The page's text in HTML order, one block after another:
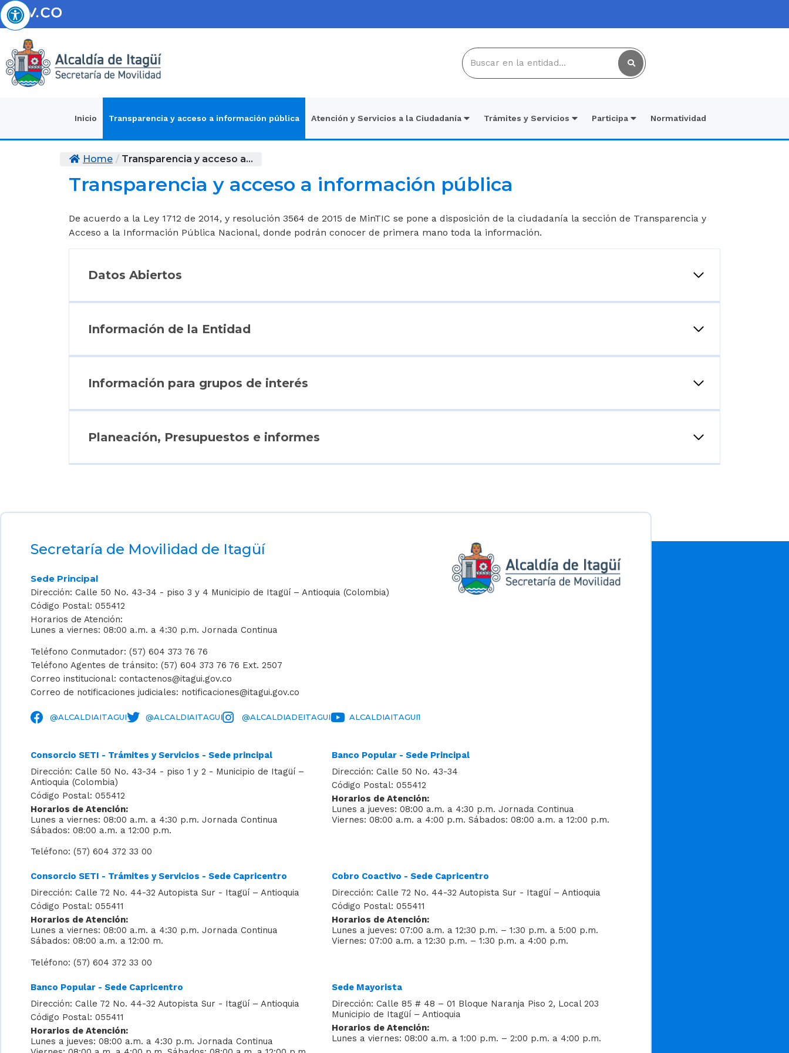
Inicio Transparencia y acceso a información pública Atención y Servicios a la Ciudadanía Trámites y Servicios Participa Normatividad
Home / Transparencia y acceso a...
Transparencia y acceso a información pública
De acuerdo a la Ley 1712 de 2014, y resolución 3564 de 2015 de MinTIC se pone a disposición de la ciudadanía la sección de Transparencia y
Acceso a la Información Pública Nacional, donde podrán conocer de primera mano toda la información.
Datos Abiertos
Información de la Entidad
Información para grupos de interés
Planeación, Presupuestos e informes
Secretaría de Movilidad de Itagüí
Sede Principal
Dirección: Calle 50 No. 43-34 - piso 3 y 4 Municipio de Itagüí – Antioquia (Colombia)
Código Postal: 055412
Horarios de Atención:
Lunes a viernes: 08:00 a.m. a 4:30 p.m. Jornada Continua
Teléfono Conmutador: (57) 604 373 76 76
Teléfono Agentes de tránsito: (57) 604 373 76 76 Ext. 2507
Correo institucional: contactenos@itagui.gov.co
Correo de notificaciones judiciales: notificaciones@itagui.gov.co
@ALCALDIAITAGUI @ALCALDIAITAGUI @ALCALDIADEITAGUI ALCALDIAITAGUI1
Consorcio SETI - Trámites y Servicios - Sede principal
Dirección: Calle 50 No. 43-34 - piso 1 y 2 - Municipio de Itagüí –
Antioquia (Colombia)
Código Postal: 055412
Horarios de Atención:
Lunes a viernes: 08:00 a.m. a 4:30 p.m. Jornada Continua
Sábados: 08:00 a.m. a 12:00 p.m.
Teléfono: (57) 604 372 33 00
Banco Popular - Sede Principal
Dirección: Calle 50 No. 43-34
Código Postal: 055412
Horarios de Atención:
Lunes a jueves: 08:00 a.m. a 4:30 p.m. Jornada Continua
Viernes: 08:00 a.m. a 4:00 p.m. Sábados: 08:00 a.m. a 12:00 p.m.
Consorcio SETI - Trámites y Servicios - Sede Capricentro
Dirección: Calle 72 No. 44-32 Autopista Sur - Itagüí – Antioquia
Código Postal: 055411
Horarios de Atención:
Lunes a viernes: 08:00 a.m. a 4:30 p.m. Jornada Continua
Sábados: 08:00 a.m. a 12:00 m.
Teléfono: (57) 604 372 33 00
Cobro Coactivo - Sede Capricentro
Dirección: Calle 72 No. 44-32 Autopista Sur - Itagüí – Antioquia
Código Postal: 055411
Horarios de Atención:
Lunes a jueves: 07:00 a.m. a 12:30 p.m. – 1:30 p.m. a 5:00 p.m.
Viernes: 07:00 a.m. a 12:30 p.m. – 1:30 p.m. a 4:00 p.m.
Banco Popular - Sede Capricentro
Dirección: Calle 72 No. 44-32 Autopista Sur - Itagüí – Antioquia
Código Postal: 055411
Horarios de Atención:
Lunes a jueves: 08:00 a.m. a 4:30 p.m. Jornada Continua
Sede Mayorista
Dirección: Calle 85 # 48 – 01 Bloque Naranja Piso 2, Local 203
Municipio de Itagüí – Antioquia
Horarios de Atención:
Lunes a viernes: 08:00 a.m. a 1:00 p.m. – 2:00 p.m. a 4:00 p.m.